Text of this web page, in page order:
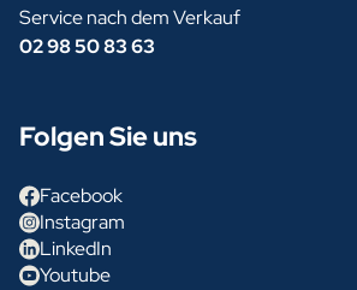
Service nach dem Verkauf
02 98 50 83 63
Folgen Sie uns
Facebook
Instagram
LinkedIn
Youtube